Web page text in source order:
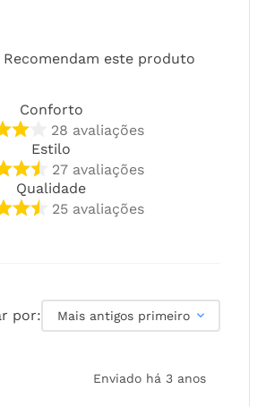
Recomendam este produto
Conforto
28 avaliações
Estilo
27 avaliações
Qualidade
25 avaliações
por: Mais antigos primeiro
Enviado há 3 anos